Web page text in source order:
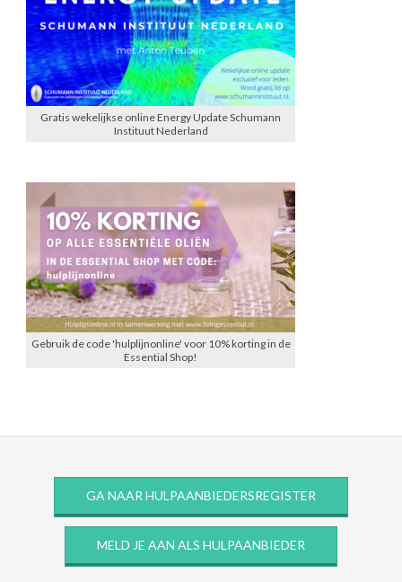
Gratis wekelijkse online Energy Update Schumann
Instituut Nederland
Gebruik de code 'hulplijnonline' voor 10% korting in de
Essential Shop!
GA NAAR HULPAANBIEDERSREGISTER
MELD JE AAN ALS HULPAANBIEDER